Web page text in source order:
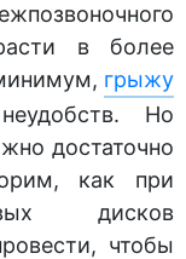
в более
грыжу
Но
достаточно
как при
дисков
чтобы